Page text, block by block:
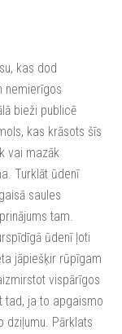
kas dod
nemierīgos
bieži publicē
kas krāsots šīs
vai mazāk
Turklāt ūdenī
saules
tam.
ūdenī ļoti
jāpiešķir rūpīgam
vispārīgos
tad, ja to apgaismo
dziļumu. Pārklats